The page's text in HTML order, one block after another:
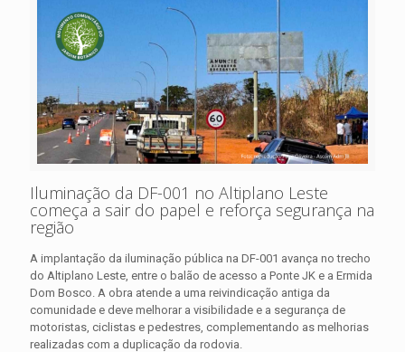
Iluminação da DF-001 no Altiplano Leste
começa a sair do papel e reforça segurança na
região
A implantação da iluminação pública na DF-001 avança no trecho
do Altiplano Leste, entre o balão de acesso a Ponte JK e a Ermida
Dom Bosco. A obra atende a uma reivindicação antiga da
comunidade e deve melhorar a visibilidade e a segurança de
motoristas, ciclistas e pedestres, complementando as melhorias
realizadas com a duplicação da rodovia.